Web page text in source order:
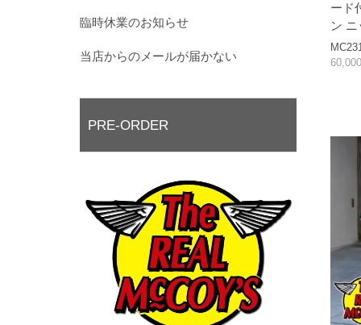
ード
ン
臨時休業のお知らせ
当店からのメールが届かない
PRE-ORDER